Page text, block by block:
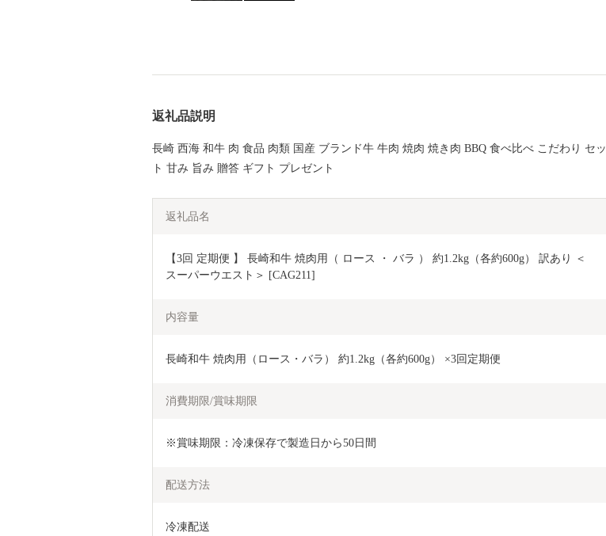
返礼品説明
長崎 西海 和牛 肉 食品 肉類 国産 ブランド牛 牛肉 焼肉 焼き肉 BBQ 食べ比べ こだわり セッ
ト 甘み 旨み 贈答 ギフト プレゼント
返礼品名
【3回 定期便 】 長崎和牛 焼肉用（ ロース ・ バラ ） 約1.2kg（各約600g） 訳あり ＜
スーパーウエスト＞ [CAG211]
内容量
長崎和牛 焼肉用（ロース・バラ） 約1.2kg（各約600g） ×3回定期便
消費期限/賞味期限
※賞味期限：冷凍保存で製造日から50日間
配送方法
冷凍配送